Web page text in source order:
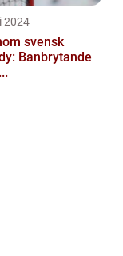
2024
svensk
Banbrytande